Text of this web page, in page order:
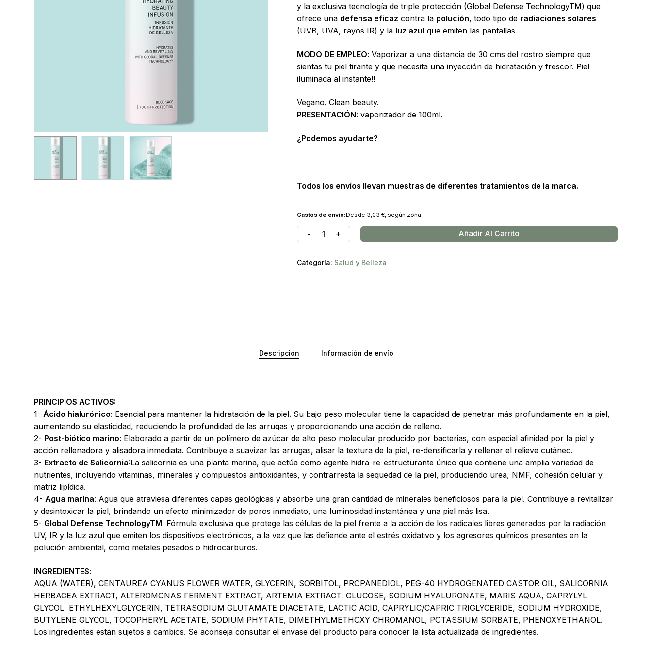
Hit enter to search or ESC to close
Go To Shop
y la exclusiva tecnología de triple protección (Global Defense TechnologyTM) que
ofrece una defensa eficaz contra la polución, todo tipo de radiaciones solares
(UVB, UVA, rayos IR) y la luz azul que emiten las pantallas.
MODO DE EMPLEO: Vaporizar a una distancia de 30 cms del rostro siempre que
sientas tu piel tirante y que necesita una inyección de hidratación y frescor. Piel
iluminada al instante!!
Vegano. Clean beauty.
PRESENTACIÓN: vaporizador de 100ml.
¿Podemos ayudarte?
Todos los envíos llevan muestras de diferentes tratamientos de la marca.
Gastos de envío:Desde 3,03 €, según zona.
Añadir Al Carrito
Categoría: Salud y Belleza
Descripción Información de envío
PRINCIPIOS ACTIVOS:
1- Ácido hialurónico: Esencial para mantener la hidratación de la piel. Su bajo peso molecular tiene la capacidad de penetrar más profundamente en la piel,
aumentando su elasticidad, reduciendo la profundidad de las arrugas y proporcionando una acción de relleno.
2- Post-biótico marino: Elaborado a partir de un polímero de azúcar de alto peso molecular producido por bacterias, con especial afinidad por la piel y
acción rellenadora y alisadora inmediata. Contribuye a suavizar las arrugas, alisar la textura de la piel, re-densificarla y rellenar el relieve cutáneo.
3- Extracto de Salicornia:La salicornia es una planta marina, que actúa como agente hidra-re-estructurante único que contiene una amplia variedad de
nutrientes, incluyendo vitaminas, minerales y compuestos antioxidantes, y contrarresta la sequedad de la piel, produciendo urea, NMF, cohesión celular y
matriz lipídica.
4- Agua marina: Agua que atraviesa diferentes capas geológicas y absorbe una gran cantidad de minerales beneficiosos para la piel. Contribuye a revitalizar
y desintoxicar la piel, brindando un efecto minimizador de poros inmediato, una luminosidad instantánea y una piel más lisa.
5- Global Defense TechnologyTM: Fórmula exclusiva que protege las células de la piel frente a la acción de los radicales libres generados por la radiación
UV, IR y la luz azul que emiten los dispositivos electrónicos, a la vez que las defiende ante el estrés oxidativo y los agresores químicos presentes en la
polución ambiental, como metales pesados o hidrocarburos.
INGREDIENTES:
AQUA (WATER), CENTAUREA CYANUS FLOWER WATER, GLYCERIN, SORBITOL, PROPANEDIOL, PEG-40 HYDROGENATED CASTOR OIL, SALICORNIA
HERBACEA EXTRACT, ALTEROMONAS FERMENT EXTRACT, ARTEMIA EXTRACT, GLUCOSE, SODIUM HYALURONATE, MARIS AQUA, CAPRYLYL
GLYCOL, ETHYLHEXYLGLYCERIN, TETRASODIUM GLUTAMATE DIACETATE, LACTIC ACID, CAPRYLIC/CAPRIC TRIGLYCERIDE, SODIUM HYDROXIDE,
BUTYLENE GLYCOL, TOCOPHERYL ACETATE, SODIUM PHYTATE, DIMETHYLMETHOXY CHROMANOL, POTASSIUM SORBATE, PHENOXYETHANOL.
Los ingredientes están sujetos a cambios. Se aconseja consultar el envase del producto para conocer la lista actualizada de ingredientes.